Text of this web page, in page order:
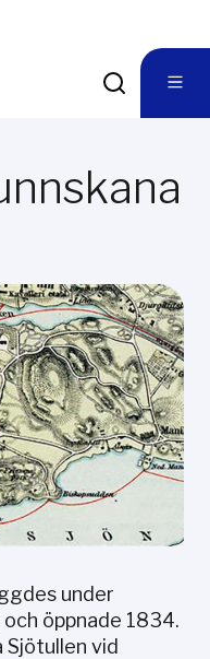
under
öppnade 1834.
Sjötullen vid